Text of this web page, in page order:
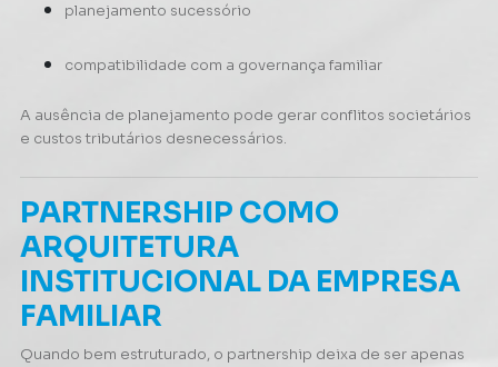
planejamento sucessório
compatibilidade com a governança familiar
A ausência de planejamento pode gerar conflitos societários
e custos tributários desnecessários.
PARTNERSHIP COMO
ARQUITETURA
INSTITUCIONAL DA EMPRESA
FAMILIAR
Quando bem estruturado, o partnership deixa de ser apenas